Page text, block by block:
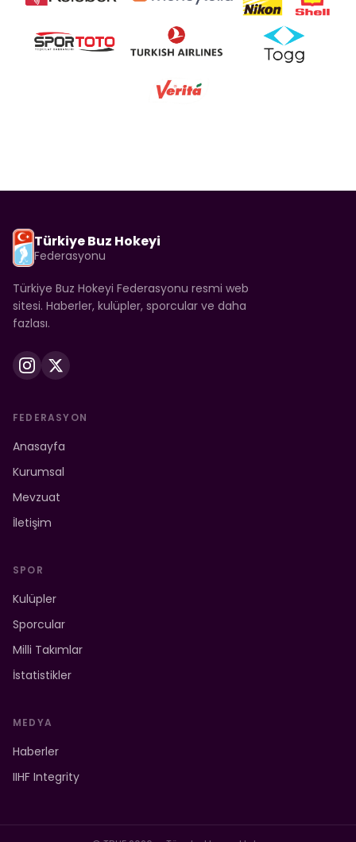
Türkiye Buz Hokeyi
Federasyonu
Türkiye Buz Hokeyi Federasyonu resmi web
sitesi. Haberler, kulüpler, sporcular ve daha
fazlası.
FEDERASYON
Anasayfa
Kurumsal
Mevzuat
İletişim
SPOR
Kulüpler
Sporcular
Milli Takımlar
İstatistikler
MEDYA
Haberler
IIHF Integrity